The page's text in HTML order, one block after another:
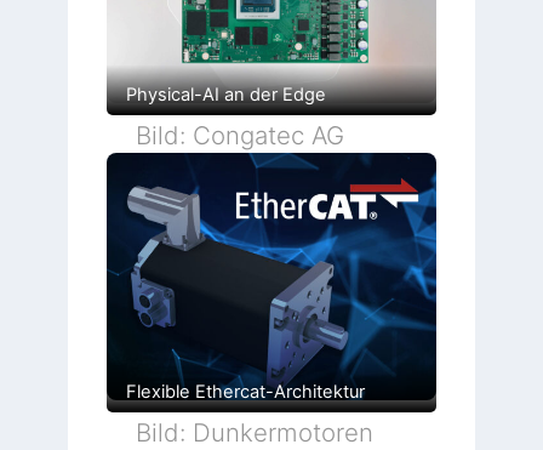
Physical-AI an der Edge
Bild: Congatec AG
Flexible Ethercat-Architektur
Bild: Dunkermotoren